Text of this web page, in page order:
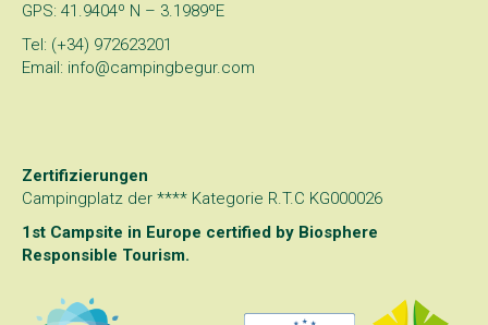
GPS: 41.9404º N – 3.1989ºE
Tel: (+34) 972623201
Email: info@campingbegur.com
Zertifizierungen
Campingplatz der **** Kategorie R.T.C KG000026
1st Campsite in Europe certified by Biosphere
Responsible Tourism.